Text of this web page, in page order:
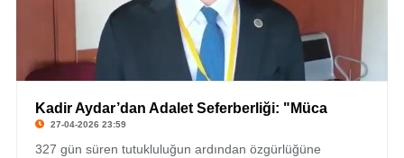
Kadir Aydar’dan Adalet Seferberliği: "Müca
27-04-2026 23:59
327 gün süren tutukluluğun ardından özgürlüğüne